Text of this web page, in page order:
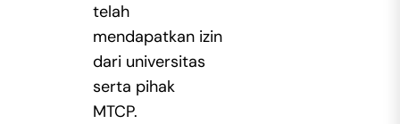
telah
mendapatkan izin
dari universitas
serta pihak
MTCP.